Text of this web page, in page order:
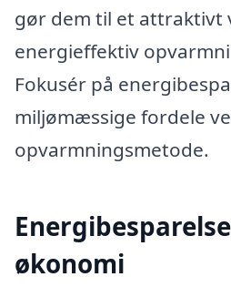
gør dem til et attraktivt
energieffektiv
Fokusér på
miljømæssige fordele
opvarmningsmetode.
økonomi